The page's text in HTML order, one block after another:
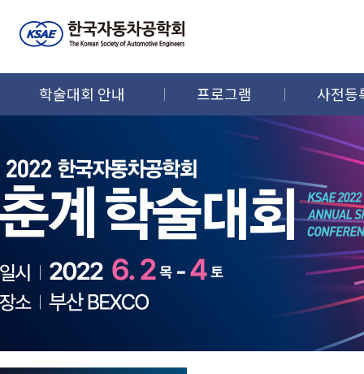
학술대회 안내 프로그램 사전등